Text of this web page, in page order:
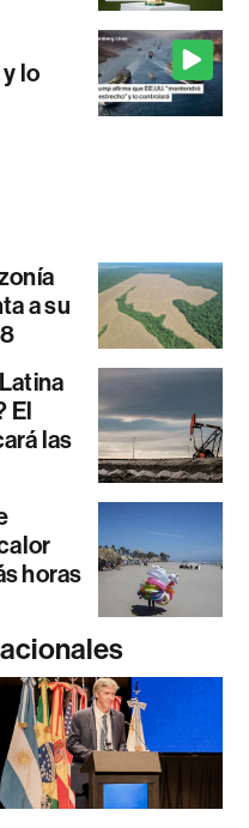
lo
a su
El
las
horas